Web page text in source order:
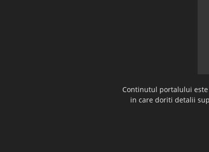
Continutul portalului
in care doriti detalii